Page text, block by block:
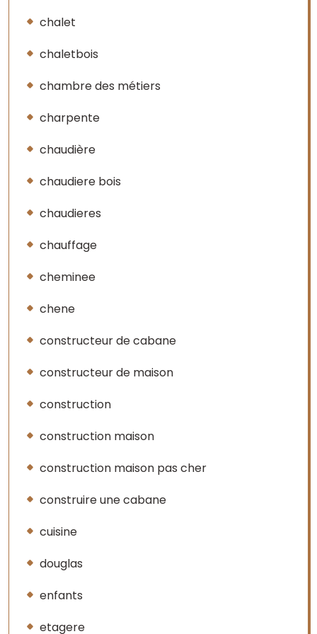
chalet
chaletbois
chambre des métiers
charpente
chaudière
chaudiere bois
chaudieres
chauffage
cheminee
chene
constructeur de cabane
constructeur de maison
construction
construction maison
construction maison pas cher
construire une cabane
cuisine
douglas
enfants
etagere